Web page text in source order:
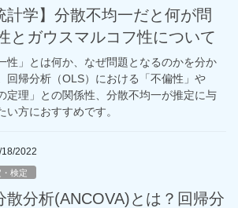
計学】分散不均一だと何が問
とガウスマルコフ性について
性」とは何か、なぜ問題となるのかを分か
回帰分析（OLS）における「不偏性」や
定理」との関係性、分散不均一が推定に与
い方におすすめです。
2022
検定
散分析(ANCOVA)とは？回帰分